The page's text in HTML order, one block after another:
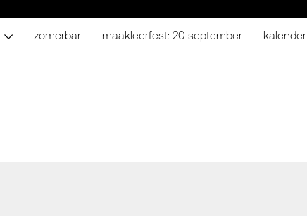
zomerbar maakleerfest: 20 september kalender